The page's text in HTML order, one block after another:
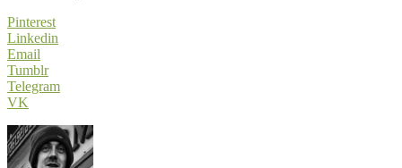
Pinterest
Linkedin
Email
Tumblr
Telegram
VK